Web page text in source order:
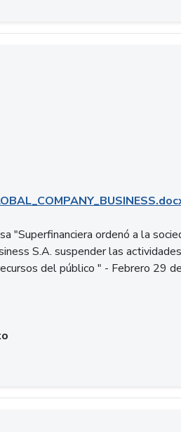
"Superfinanciera ordenó a la
S.A. suspender las
del público " - Febrero 29